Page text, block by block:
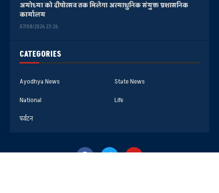
CATEGORIES
Ayodhya News
State News
National
Life
पर्यटन
अयोध्या को दीपोत्सव तक मिलेगा अत्याधुनिक संयुक्त प्रशासनिक
कार्यालय
07/08/2026 23:26